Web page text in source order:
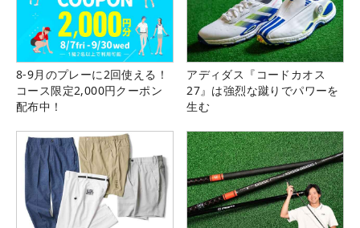
8-9月のプレーに2回使える！
コース限定2,000円クーポン
配布中！
アディダス『コードカオス
27』は強烈な蹴りでパワーを
生む